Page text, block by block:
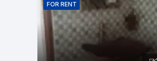
FOR RENT